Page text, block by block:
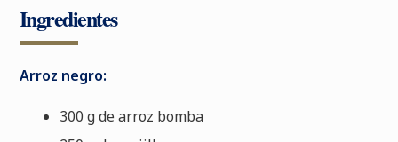
Ingredientes
Arroz negro:
300 g de arroz bomba